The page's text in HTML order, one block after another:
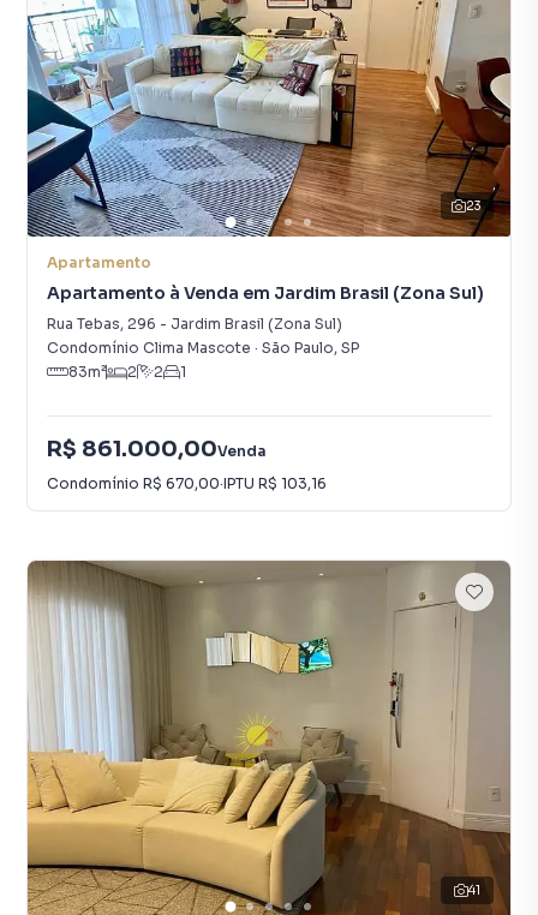
23
Apartamento
Apartamento à Venda em Jardim Brasil (Zona Sul)
Rua Tebas, 296 - Jardim Brasil (Zona Sul)
Condomínio Clima Mascote · São Paulo, SP
83m² 2 2 1
R$ 861.000,00Venda
Condomínio R$ 670,00·IPTU R$ 103,16
41